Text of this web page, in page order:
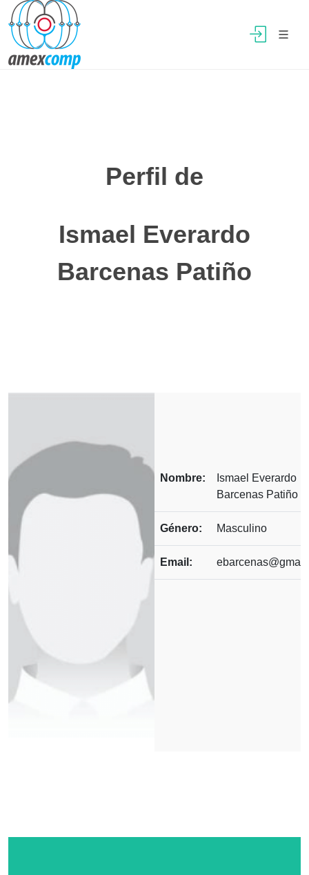
Perfil de
Ismael Everardo
Barcenas Patiño
Nombre:
Ismael Everardo
Barcenas Patiño
Género: Masculino
Email: